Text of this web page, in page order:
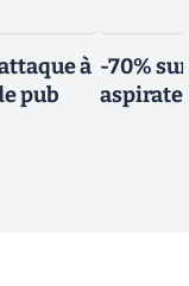
à
pub
-70%